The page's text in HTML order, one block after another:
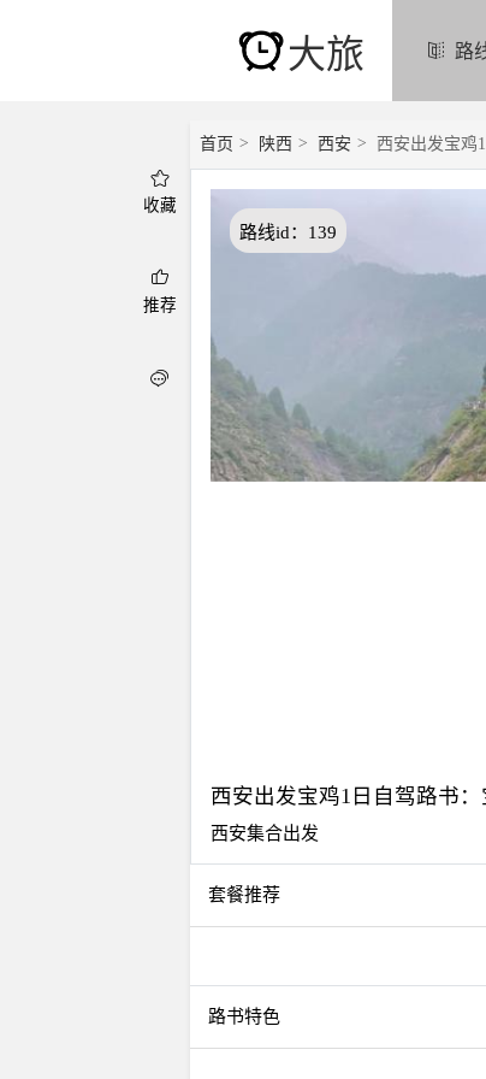
大旅 路
收藏
推荐
首页 > 陕西 > 西安 > 西安出发宝鸡
路线id：139
西安出发宝鸡1日自驾路书
西安集合出发
套餐推荐
路书特色